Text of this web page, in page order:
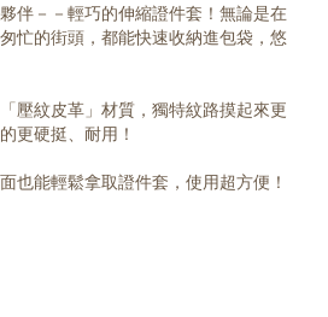
伴－－輕巧的伸縮證件套！無論是在
忙的街頭，都能快速收納進包袋，悠
壓紋皮革」材質，獨特紋路摸起來更
更硬挺、耐用！
也能輕鬆拿取證件套，使用超方便！